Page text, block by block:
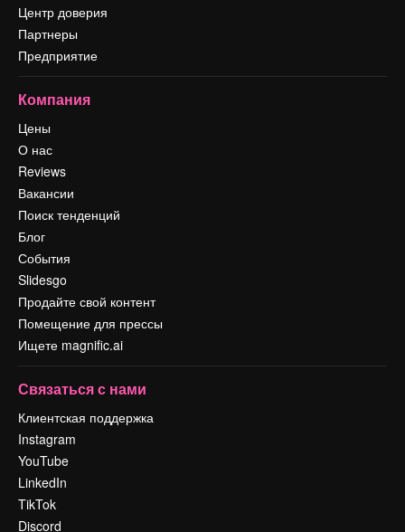
Центр доверия
Партнеры
Предприятие
Компания
Цены
О нас
Reviews
Вакансии
Поиск тенденций
Блог
События
Slidesgo
Продайте свой контент
Помещение для прессы
Ищете magnific.ai
Связаться с нами
Клиентская поддержка
Instagram
YouTube
LinkedIn
TikTok
Discord